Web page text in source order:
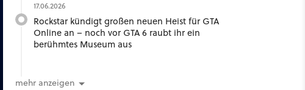
17.06.2026
Rockstar kündigt großen neuen Heist für GTA
Online an – noch vor GTA 6 raubt ihr ein
berühmtes Museum aus
mehr anzeigen